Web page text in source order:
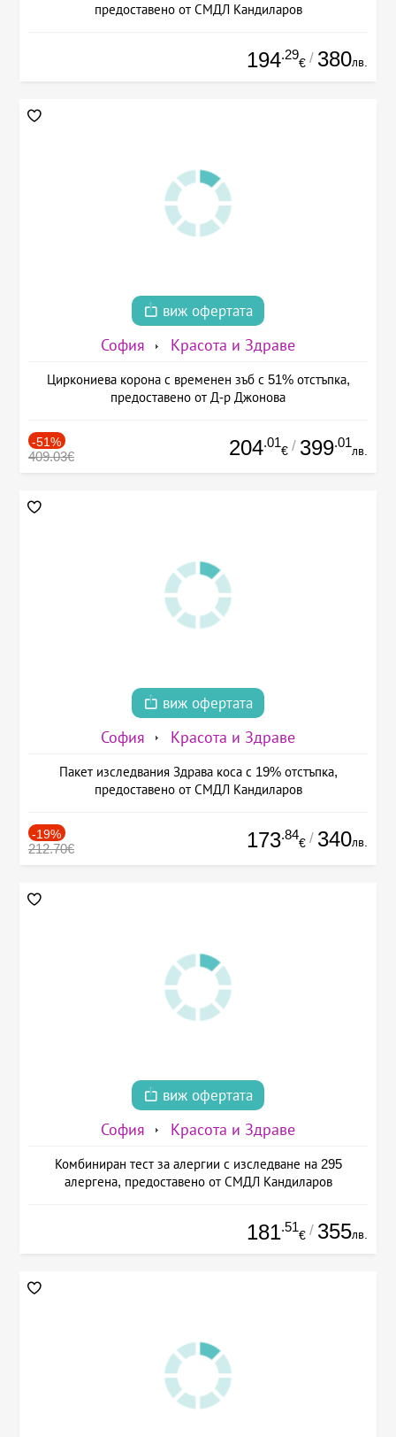
предоставено от СМДЛ Кандиларов
194.29
€ / 380лв.
виж офертата
София Красота и Здраве
Циркониева корона с временен зъб с 51% отстъпка,
предоставено от Д-р Джонова
-51%
409.03€ 204.01
€ / 399.01
лв.
виж офертата
София Красота и Здраве
Пакет изследвания Здрава коса с 19% отстъпка,
предоставено от СМДЛ Кандиларов
-19%
212.70€ 173.84
€ / 340лв.
виж офертата
София Красота и Здраве
Комбиниран тест за алергии с изследване на 295
алергена, предоставено от СМДЛ Кандиларов
181.51
€ / 355лв.